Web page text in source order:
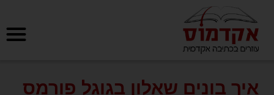
איך בונים שאלון בגוגל פורמס